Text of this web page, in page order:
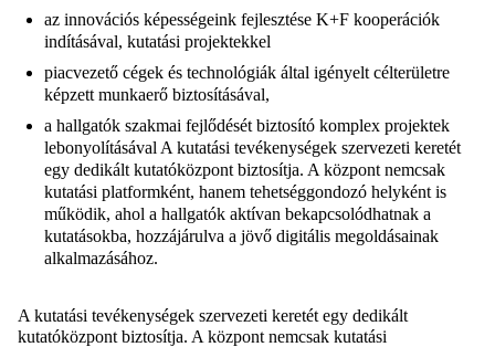
az innovációs képességeink fejlesztése K+F kooperációk
indításával, kutatási projektekkel
piacvezető cégek és technológiák által igényelt célterületre
képzett munkaerő biztosításával,
a hallgatók szakmai fejlődését biztosító komplex projektek
lebonyolításával A kutatási tevékenységek szervezeti keretét
egy dedikált kutatóközpont biztosítja. A központ nemcsak
kutatási platformként, hanem tehetséggondozó helyként is
működik, ahol a hallgatók aktívan bekapcsolódhatnak a
kutatásokba, hozzájárulva a jövő digitális megoldásainak
alkalmazásához.
A kutatási tevékenységek szervezeti keretét egy dedikált
kutatóközpont biztosítja. A központ nemcsak kutatási